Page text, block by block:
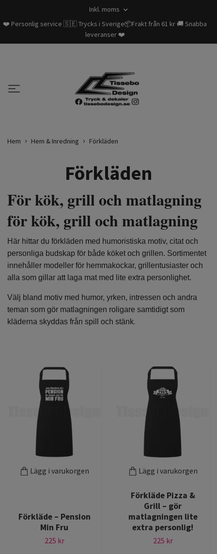
Inkl. moms
❤️ Personlig service 🇸🇪 Trycks i Sverige📦Frakt från 61 kr 🚚 Snabba
leveranser ❤️
Hem Hem & Inredning Förkläden
Förkläden
För kök, grill och matlagning
för kök, grill och matlagning
Här hittar du förkläden med humoristiska motiv, citat och
personliga budskap för både köket och grillen. Sortimentet
innehåller modeller för hemmakockar, grillentusiaster och
alla som gillar att laga mat med lite extra personlighet.
Välj bland motiv med humor, yrken, intressen och andra
teman som gör matlagningen roligare samtidigt som
kläderna skyddas från spill och stänk.
Lägg i varukorgen
Förkläde – Pension
Min Fru
225 kr
Lägg i varukorgen
Förkläde Pizza &
Grill – gör
matlagningen lite
extra personlig!
225 kr